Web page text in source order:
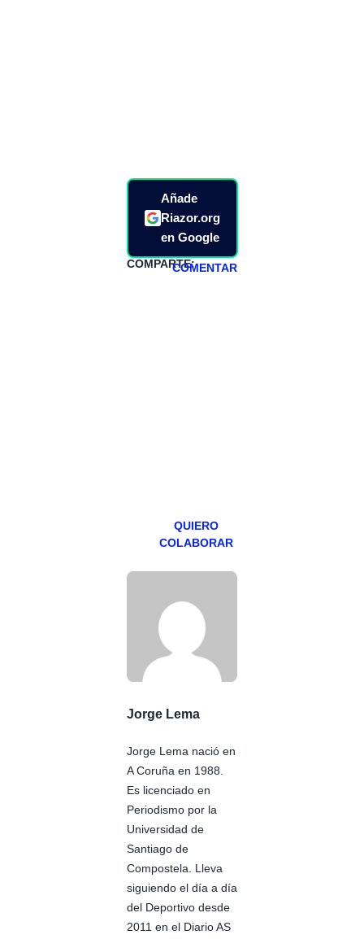
Añade
Riazor.org
en Google
COMPARTE:COMENTAR
QUIERO
COLABORAR
Jorge Lema
Jorge Lema nació en
A Coruña en 1988.
Es licenciado en
Periodismo por la
Universidad de
Santiago de
Compostela. Lleva
siguiendo el día a día
del Deportivo desde
2011 en el Diario AS